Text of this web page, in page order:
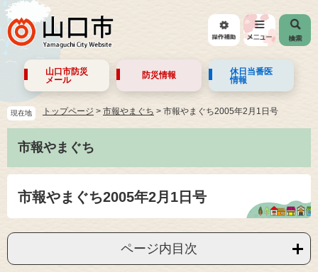
山口市防災
メール
防災情報
休日当番医
情報
現在地 トップページ > 市報やまぐち > 市報やまぐち2005年2月1日号
市報やまぐち
市報やまぐち2005年2月1日号
ページ内目次